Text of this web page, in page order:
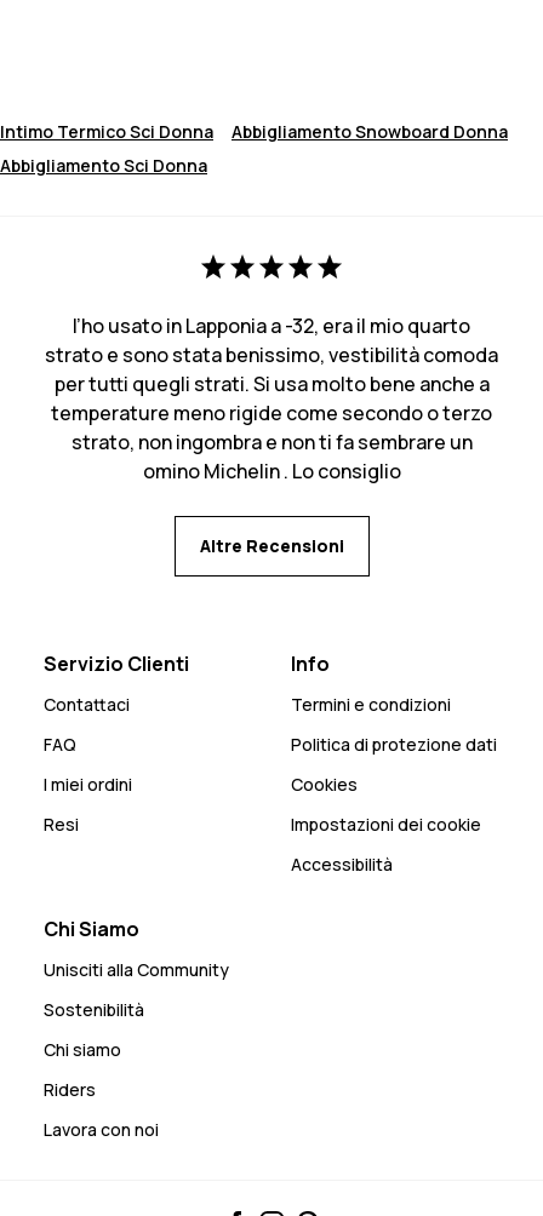
Intimo Termico Sci Donna
Abbigliamento Snowboard Donna
Abbigliamento Sci Donna
l’ho usato in Lapponia a -32, era il mio quarto
strato e sono stata benissimo, vestibilità comoda
per tutti quegli strati. Si usa molto bene anche a
temperature meno rigide come secondo o terzo
strato, non ingombra e non ti fa sembrare un
omino Michelin . Lo consiglio
Altre Recensioni
Servizio Clienti
Contattaci
FAQ
I miei ordini
Resi
Info
Termini e condizioni
Politica di protezione dati
Cookies
Impostazioni dei cookie
Accessibilità
Chi Siamo
Unisciti alla Community
Sostenibilità
Chi siamo
Riders
Lavora con noi